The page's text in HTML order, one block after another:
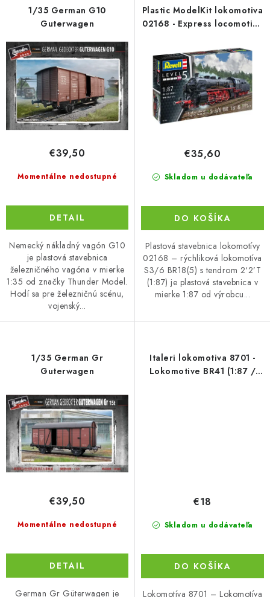
d
u
k
t
o
v
r
o
d
u
k
t
1/35 German G10
Guterwagen
Momentálne nedostupné
€39,50
DETAIL
Nemecký nákladný vagón G10
je plastová stavebnica
železničného vagóna v mierke
1:35 od značky Thunder Model.
Hodí sa pre železničnú scénu,
vojenský...
Plastic ModelKit lokomotiva
02168 - Express locomotive
2‘2’T (1:87)
Skladom u dodávateľa
€35,60
DO KOŠÍKA
Plastová stavebnica lokomotívy
02168 – rýchliková lokomotíva
S3/6 BR18(5) s tendrom 2‘2’T
(1:87) je plastová stavebnica v
mierke 1:87 od výrobcu...
1/35 German Gr
Guterwagen
Momentálne nedostupné
€39,50
DETAIL
German Gr Güterwagen je
Italeri lokomotiva 8701 -
Lokomotive BR41 (1:87 /
Skladom u dodávateľa
€18
DO KOŠÍKA
Lokomotíva 8701 – Lokomotíva